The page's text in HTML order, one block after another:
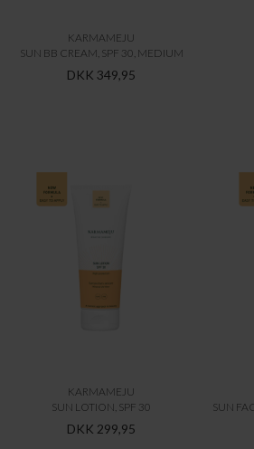
KARMAMEJU
SUN BB CREAM, SPF 30, MEDIUM
DKK 349,95
KARMAMEJU
SUN LOTION, SPF 30
DKK 299,95
SUN